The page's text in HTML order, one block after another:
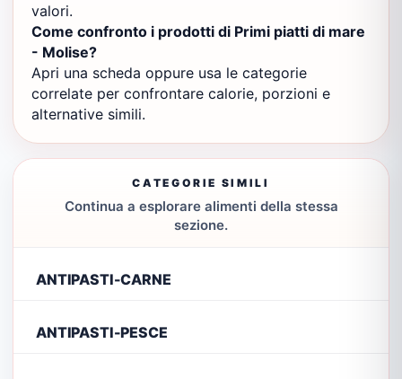
valori.
Come confronto i prodotti di Primi piatti di mare
- Molise?
Apri una scheda oppure usa le categorie
correlate per confrontare calorie, porzioni e
alternative simili.
CATEGORIE SIMILI
Continua a esplorare alimenti della stessa
sezione.
ANTIPASTI-CARNE
ANTIPASTI-PESCE